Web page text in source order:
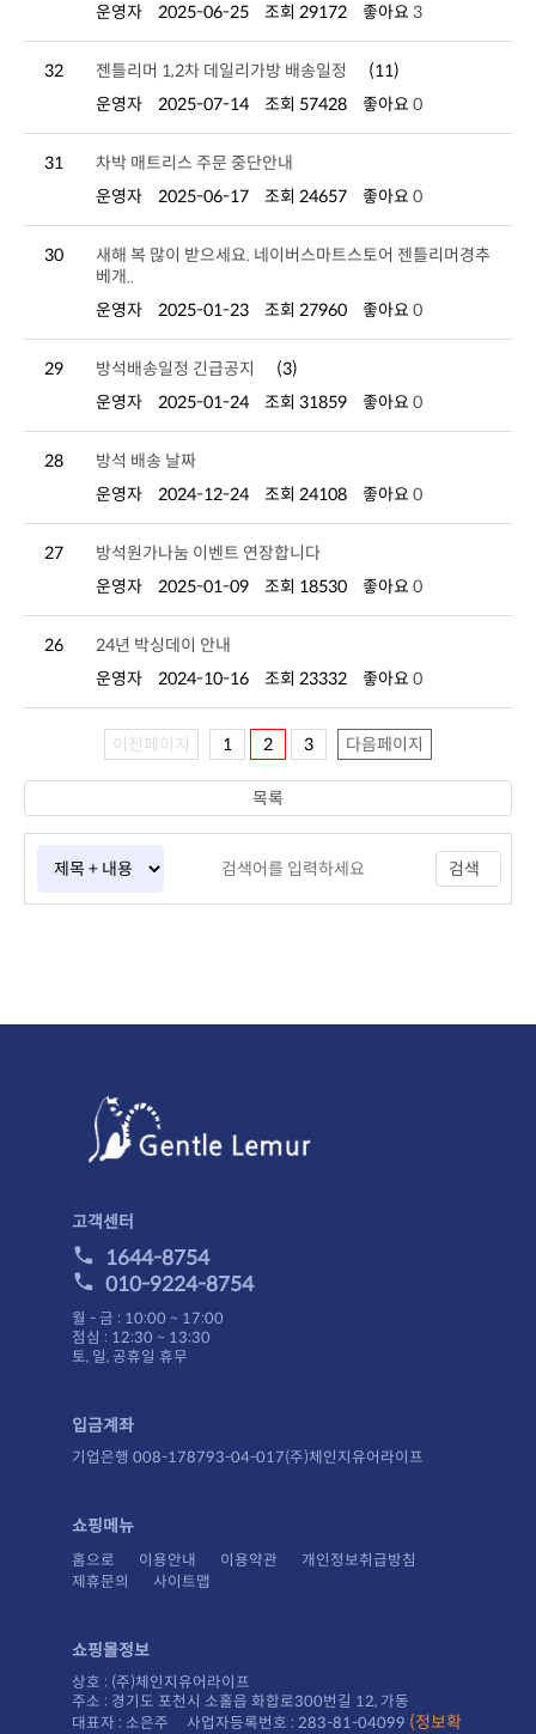
운영자
2025-06-25 조회 29172 좋아요 3
32 젠틀리머 1,2차 데일리가방 배송일정
(11)
운영자
2025-07-14 조회 57428 좋아요 0
31
차박 매트리스 주문 중단안내
운영자
2025-06-17 조회 24657 좋아요 0
30
베개..
운영자
2025-01-23 조회 27960 좋아요 0
29 방석배송일정 긴급공지
(3)
운영자
2025-01-24 조회 31859 좋아요 0
28
방석 배송 날짜
운영자
2024-12-24 조회 24108 좋아요 0
27
방석원가나눔 이벤트 연장합니다
운영자
2025-01-09 조회 18530 좋아요 0
26
24년 박싱데이 안내
운영자
2024-10-16 조회 23332 좋아요 0
이전페이지 1 2 3 다음페이지
검색
목록
고객센터
1644-8754
010-9224-8754
월 - 금 : 10:00 ~ 17:00
점심 : 12:30 ~ 13:30
토, 일, 공휴일 휴무
입금계좌
기업은행 008-178793-04-017(주)체인지유어라이프
쇼핑메뉴
홈으로 이용안내 이용약관
개인정보취급방침
제휴문의
사이트맵
쇼핑몰정보
상호 : (주)체인지유어라이프
주소 : 경기도 포천시 소홀읍 화합로300번길 12, 가동
대표자 : 소은주 사업자등록번호 : 283-81-04099